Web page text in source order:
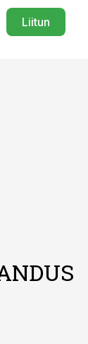
Liitun